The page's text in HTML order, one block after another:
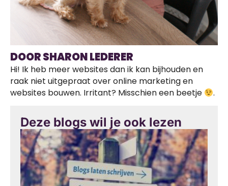
DOOR SHARON LEDERER
Hi! Ik heb meer websites dan ik kan bijhouden en
raak niet uitgepraat over online marketing en
websites bouwen. Irritant? Misschien een beetje
.
Deze blogs wil je ook lezen